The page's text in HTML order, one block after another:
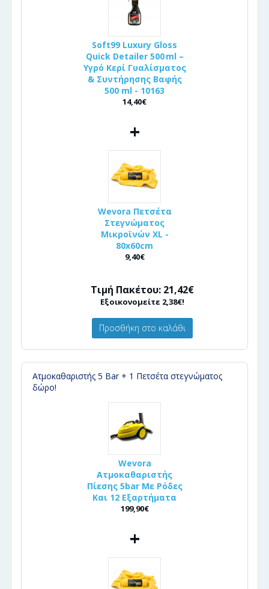
Soft99 Luxury Gloss
Quick Detailer 500 ml –
Υγρό Κερί Γυαλίσματος
& Συντήρησης Βαφής
500 ml - 10163
14,40€
+
Wevora Πετσέτα
Στεγνώματος
Μικροϊνών XL -
80x60cm
9,40€
Τιμή Πακέτου: 21,42€
Εξοικονομείτε 2,38€!
Προσθήκη στο καλάθι
Ατμοκαθαριστής 5 Bar + 1 Πετσέτα στεγνώματος
δώρο!
Wevora
Ατμοκαθαριστής
Πίεσης 5bar Με Ρόδες
Και 12 Εξαρτήματα
199,90€
+